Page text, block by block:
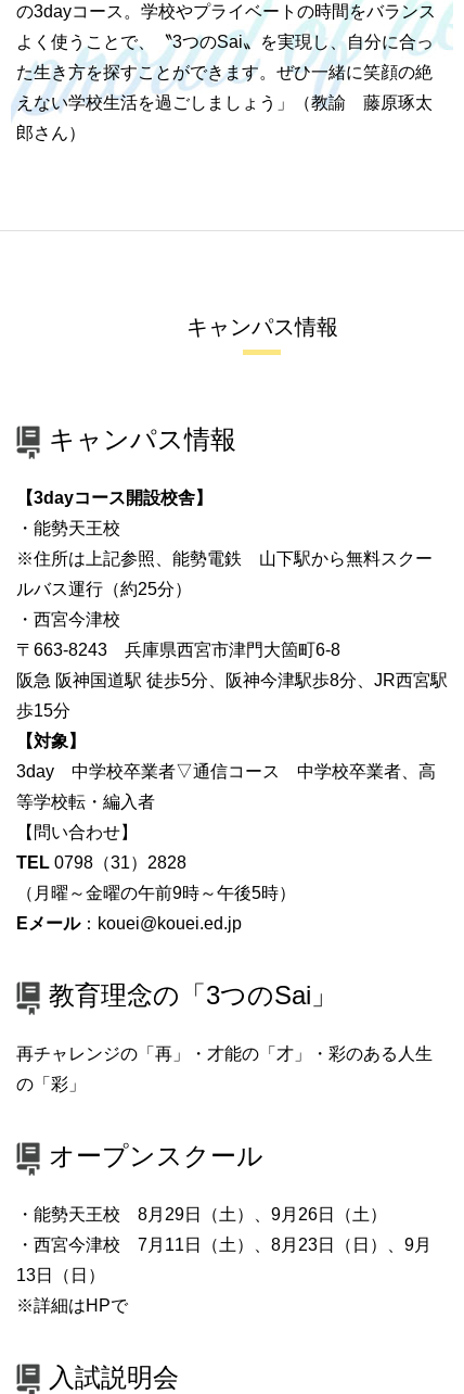
の3dayコース。学校やプライベートの時間をバランス
よく使うことで、〝3つのSai〟を実現し、自分に合っ
た生き方を探すことができます。ぜひ一緒に笑顔の絶
えない学校生活を過ごしましょう」（教諭 藤原琢太
郎さん）
キャンパス情報
キャンパス情報
【3dayコース開設校舎】
・能勢天王校
※住所は上記参照、能勢電鉄 山下駅から無料スクー
ルバス運行（約25分）
・西宮今津校
〒663-8243 兵庫県西宮市津門大箇町6-8
阪急 阪神国道駅 徒歩5分、阪神今津駅歩8分、JR西宮駅
歩15分
【対象】
3day 中学校卒業者▽通信コース 中学校卒業者、高
等学校転・編入者
【問い合わせ】
TEL 0798（31）2828
（月曜～金曜の午前9時～午後5時）
Eメール：kouei@kouei.ed.jp
教育理念の「3つのSai」
再チャレンジの「再」・才能の「才」・彩のある人生
の「彩」
オープンスクール
・能勢天王校 8月29日（土）、9月26日（土）
・西宮今津校 7月11日（土）、8月23日（日）、9月
13日（日）
※詳細はHPで
入試説明会